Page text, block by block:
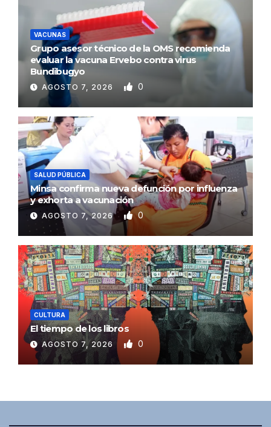
VACUNAS
Grupo asesor técnico de la OMS recomienda
evaluar la vacuna Ervebo contra virus
Bundibugyo
AGOSTO 7, 2026 0
SALUD PÚBLICA
Minsa confirma nueva defunción por influenza
y exhorta a vacunación
AGOSTO 7, 2026 0
CULTURA
El tiempo de los libros
AGOSTO 7, 2026 0